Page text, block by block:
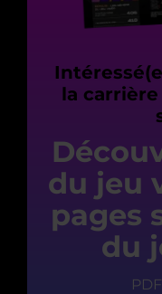
la
du jeu
pages
du